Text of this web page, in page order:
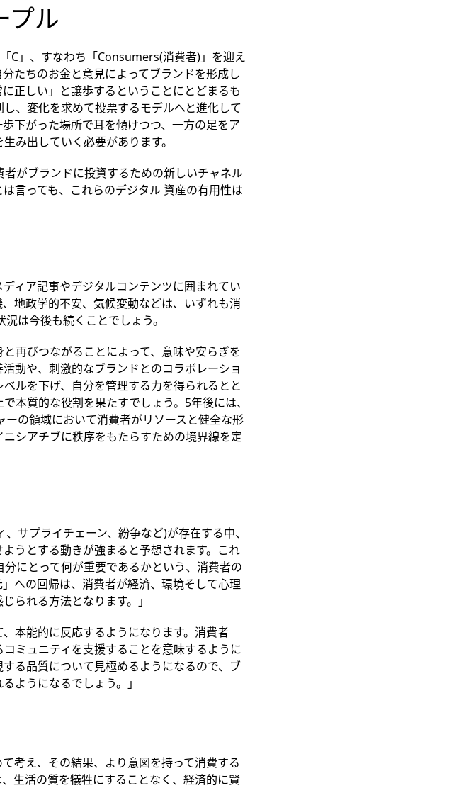
プル
C」、すなわち「Consumers(消費者)」を迎え
たちのお金と意見によってブランドを形成し
正しい」と譲歩するということにとどまるも
、変化を求めて投票するモデルへと進化して
下がった場所で耳を傾けつつ、一方の足をア
み出していく必要があります。
がブランドに投資するための新しいチャネル
言っても、これらのデジタル 資産の有用性は
ィア記事やデジタルコンテンツに囲まれてい
地政学的不安、気候変動などは、いずれも消
は今後も続くことでしょう。
再びつながることによって、意味や安らぎを
動や、刺激的なブランドとのコラボレーショ
ルを下げ、自分を管理する力を得られるとと
本質的な役割を果たすでしょう。5年後には、
の領域において消費者がリソースと健全な形
シアチブに秩序をもたらすための境界線を定
サプライチェーン、紛争など)が存在する中、
うとする動きが強まると予想されます。これ
にとって何が重要であるかという、消費者の
への回帰は、消費者が経済、環境そして心理
られる方法となります。」
本能的に反応するようになります。消費者
ミュニティを支援することを意味するように
る品質について見極めるようになるので、ブ
ようになるでしょう。」
考え、その結果、より意図を持って消費する
生活の質を犠牲にすることなく、経済的に賢